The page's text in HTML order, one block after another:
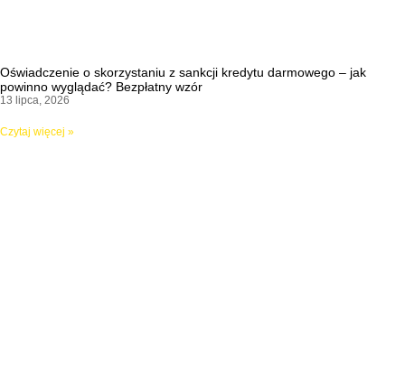
Oświadczenie o skorzystaniu z sankcji kredytu darmowego – jak
powinno wyglądać? Bezpłatny wzór
13 lipca, 2026
Czytaj więcej »